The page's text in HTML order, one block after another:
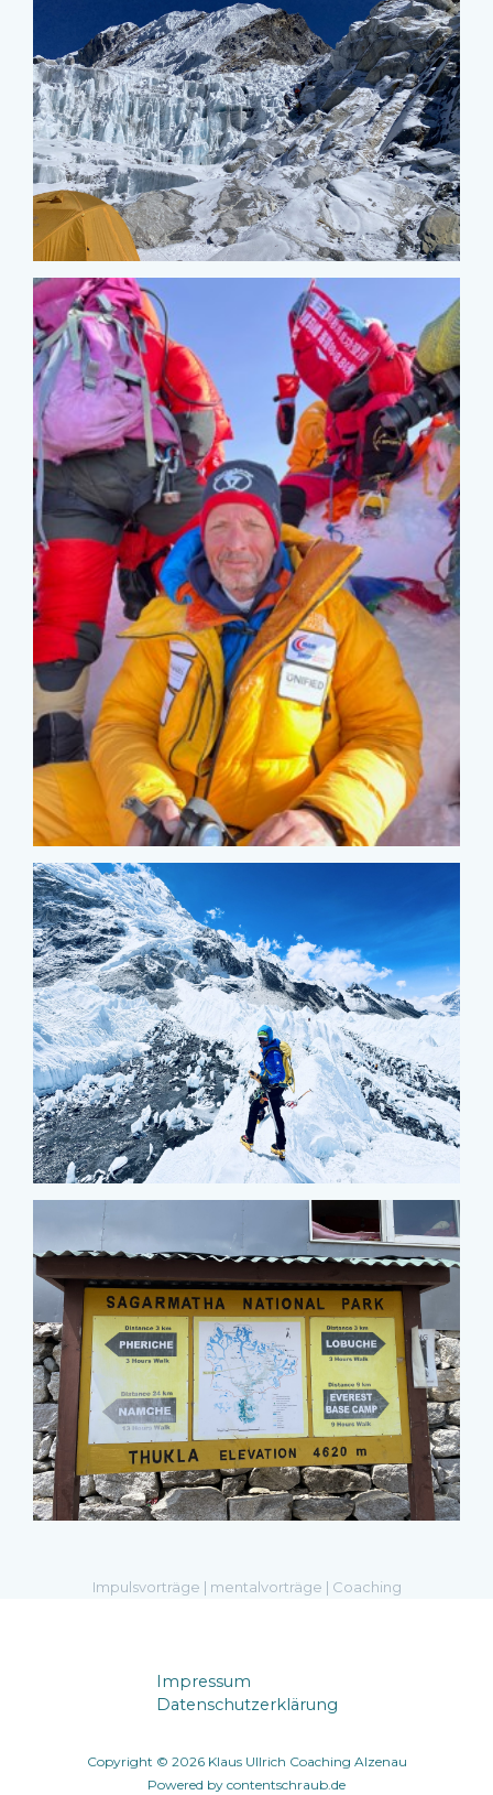
Impulsvorträge | mentalvorträge | Coaching
Impressum
Datenschutzerklärung
Copyright © 2026 Klaus Ullrich Coaching Alzenau
Powered by contentschraub.de